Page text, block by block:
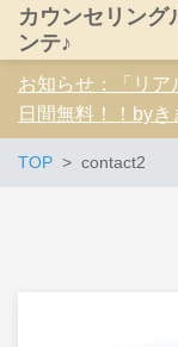
カウンセリン
ンテ♪
お知らせ：「リ
日間無料！！by
TOP contact2